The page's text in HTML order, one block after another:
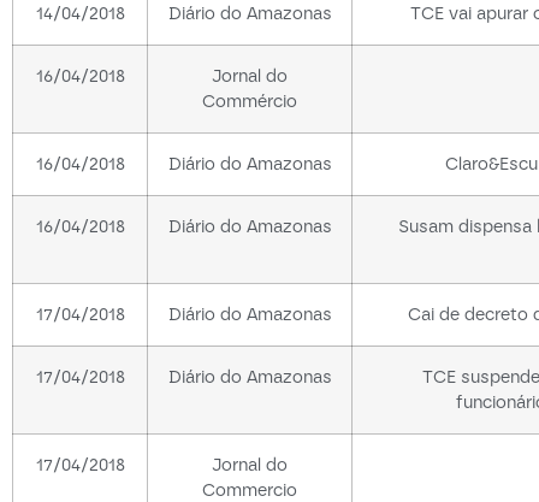
14/04/2018 Diário do Amazonas TCE vai apurar
16/04/2018
Jornal do
Commércio
16/04/2018 Diário do Amazonas
16/04/2018 Diário do Amazonas Susam dispensa
17/04/2018 Diário do Amazonas Cai de decreto
17/04/2018 Diário do Amazonas
TCE
17/04/2018
Jornal do
Commercio